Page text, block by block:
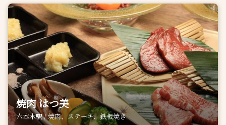
焼肉 はつ美
六本木駅 / 焼肉、ステーキ、鉄板焼き